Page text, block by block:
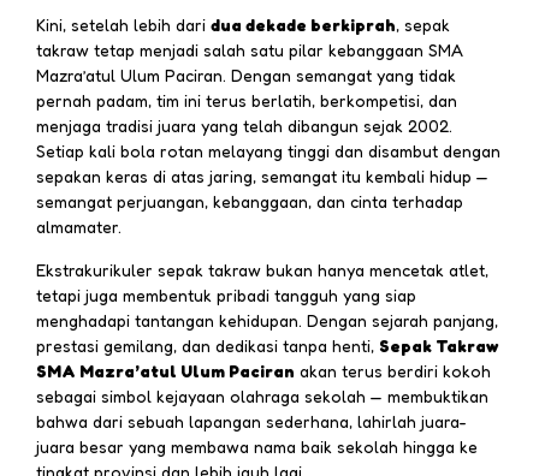
Kini, setelah lebih dari dua dekade berkiprah, sepak
takraw tetap menjadi salah satu pilar kebanggaan SMA
Mazra’atul Ulum Paciran. Dengan semangat yang tidak
pernah padam, tim ini terus berlatih, berkompetisi, dan
menjaga tradisi juara yang telah dibangun sejak 2002.
Setiap kali bola rotan melayang tinggi dan disambut dengan
sepakan keras di atas jaring, semangat itu kembali hidup —
semangat perjuangan, kebanggaan, dan cinta terhadap
almamater.
Ekstrakurikuler sepak takraw bukan hanya mencetak atlet,
tetapi juga membentuk pribadi tangguh yang siap
menghadapi tantangan kehidupan. Dengan sejarah panjang,
prestasi gemilang, dan dedikasi tanpa henti, Sepak Takraw
SMA Mazra’atul Ulum Paciran akan terus berdiri kokoh
sebagai simbol kejayaan olahraga sekolah — membuktikan
bahwa dari sebuah lapangan sederhana, lahirlah juara-
juara besar yang membawa nama baik sekolah hingga ke